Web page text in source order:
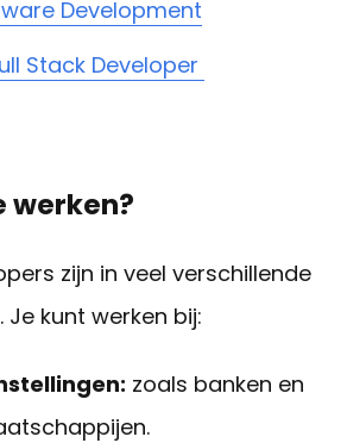
Development
Stack Developer
werken?
zijn in veel verschillende
kunt werken bij:
zoals banken en